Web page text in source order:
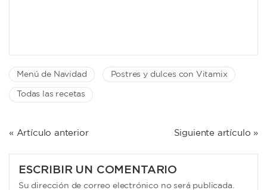
Menú de Navidad Postres y dulces con Vitamix
Todas las recetas
NAVEGACIÓN
ENTRADAS
« Artículo anterior Siguiente artículo »
ESCRIBIR UN COMENTARIO
Su dirección de correo electrónico no será publicada.